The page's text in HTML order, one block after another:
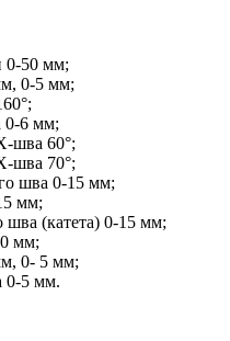
0-50 мм;
0-5 мм;
0-6 мм;
шва 60°;
шва 70°;
шва 0-15 мм;
мм;
шва (катета) 0-15 мм;
мм;
0- 5 мм;
0-5 мм.